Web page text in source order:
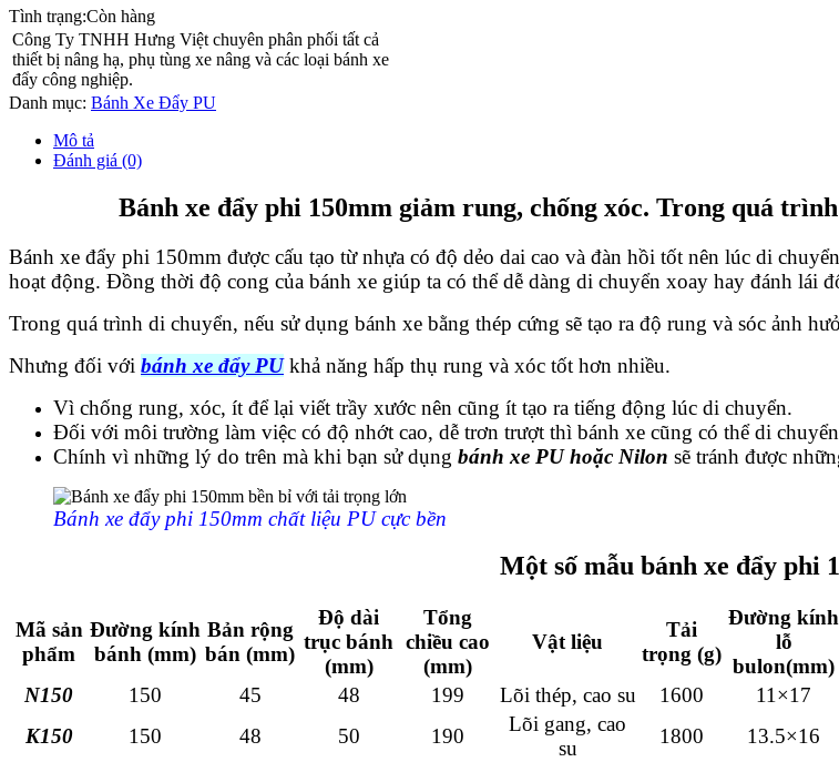
Tình trạng:Còn hàng
Công Ty TNHH Hưng Việt chuyên phân phối tất cả
thiết bị nâng hạ, phụ tùng xe nâng và các loại bánh xe
đẩy công nghiệp.
Danh mục: Bánh Xe Đẩy PU
Mô tả
Đánh giá (0)
Bánh xe đẩy phi 150mm giảm rung, chống xóc. Trong quá
Bánh xe đẩy phi 150mm được cấu tạo từ nhựa có độ dẻo dai cao và đàn hồi tốt nên lúc di
hoạt động. Đồng thời độ cong của bánh xe giúp ta có thể dễ dàng di chuyển xoay hay đánh lái
Trong quá trình di chuyển, nếu sử dụng bánh xe bằng thép cứng sẽ tạo ra độ rung và sóc ảnh
Nhưng đối với bánh xe đẩy PUkhả năng hấp thụ rung và xóc tốt hơn nhiều.
Vì chống rung, xóc, ít để lại viết trầy xước nên cũng ít tạo ra tiếng động lúc di chuyển.
Đối với môi trường làm việc có độ nhớt cao, dễ trơn trượt thì bánh xe cũng có thể di
Chính vì những lý do trên mà khi bạn sử dụng bánh xe PU hoặc Nilon sẽ tránh được
Bánh xe đẩy phi 150mm chất liệu PU cực bền
Một số mẫu bánh xe đẩy phi
Mã sản
phẩm
Đường kính
bánh (mm)
Bản rộng
bán (mm)
Độ dài
trục bánh
(mm)
Tổng
chiều cao
(mm)
Vật liệu
Tải
trọng (g)
Đường kính
lỗ
bulon(mm)
N150
150 45 48 199 Lõi thép, cao su 1600
11×17
K150
150 48 50 190
Lõi gang, cao
su
1800
13.5×16